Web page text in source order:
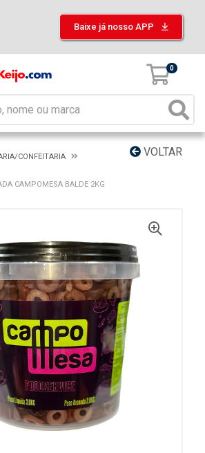
Baixe já nosso APP
0
VOLTAR
CONFEITARIA
CAMPOMESA BALDE 2KG